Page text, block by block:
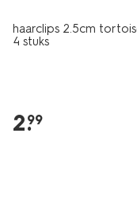
haarclips 2.5cm
4 stuks
2.
99